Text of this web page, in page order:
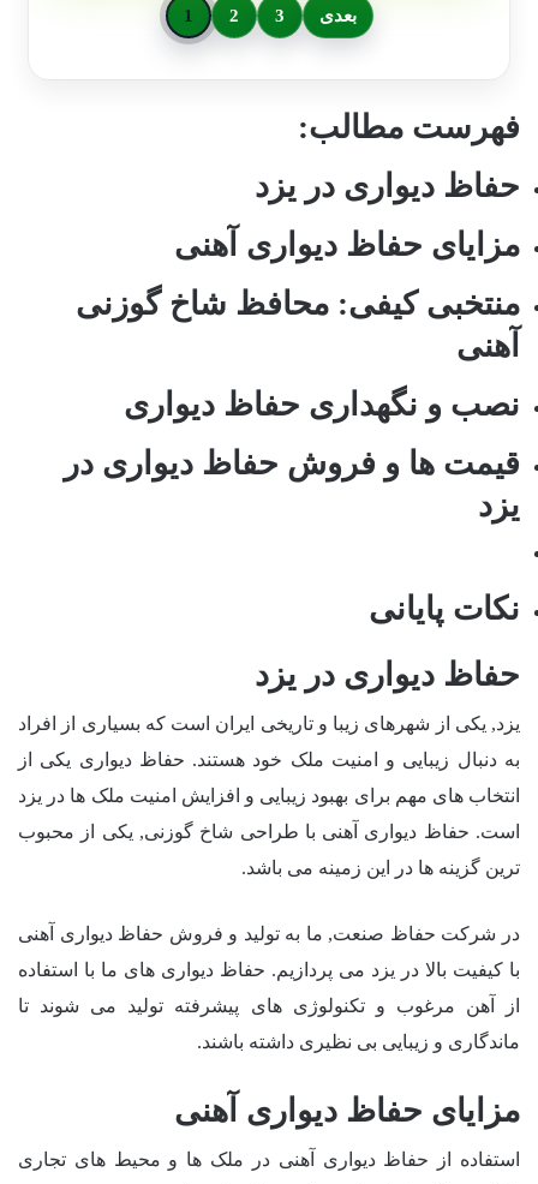
1 2 3 بعدی
فهرست مطالب:
حفاظ دیواری در یزد
مزایای حفاظ دیواری آهنی
منتخبی کیفی: محافظ شاخ گوزنی
آهنی
نصب و نگهداری حفاظ دیواری
قیمت ها و فروش حفاظ دیواری در
یزد
نکات پایانی
حفاظ دیواری در یزد
یزد, یکی از شهرهای زیبا و تاریخی ایران است که بسیاری از افراد
به دنبال زیبایی و امنیت ملک خود هستند. حفاظ دیواری یکی از
انتخاب های مهم برای بهبود زیبایی و افزایش امنیت ملک ها در یزد
است. حفاظ دیواری آهنی با طراحی شاخ گوزنی, یکی از محبوب
ترین گزینه ها در این زمینه می باشد.
در شرکت حفاظ صنعت, ما به تولید و فروش حفاظ دیواری آهنی
با کیفیت بالا در یزد می پردازیم. حفاظ دیواری های ما با استفاده
از آهن مرغوب و تکنولوژی های پیشرفته تولید می شوند تا
ماندگاری و زیبایی بی نظیری داشته باشند.
مزایای حفاظ دیواری آهنی
استفاده از حفاظ دیواری آهنی در ملک ها و محیط های تجاری